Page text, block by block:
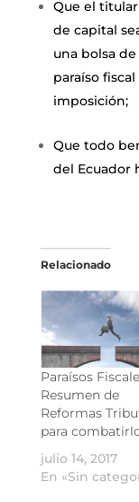
Que el
de capital
una bolsa
paraíso
imposición;
Que todo
del Ecuador
Relacionado
Paraísos
Resumen de
Reformas
para
julio 14, 2017
En «Sin